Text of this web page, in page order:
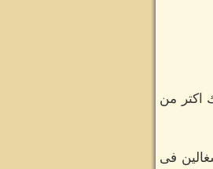
دى بقالك اكتر من
فى